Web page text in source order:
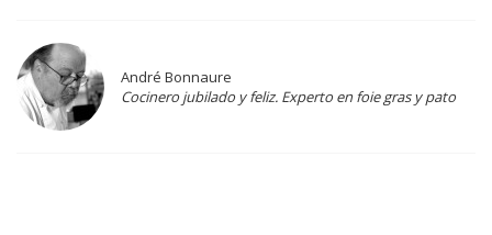
André Bonnaure
Cocinero jubilado y feliz. Experto en foie gras y pato